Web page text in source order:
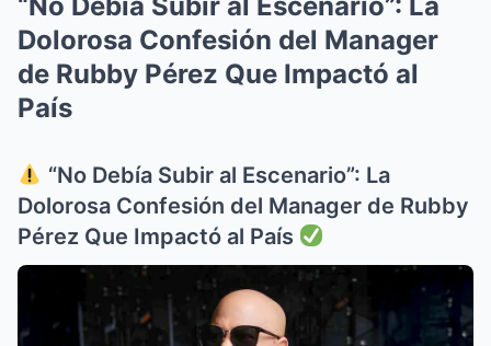
Dolorosa Confesión del Manager
de Rubby Pérez Que Impactó al
País
“No Debía Subir al Escenario”: La
Dolorosa Confesión del Manager de Rubby
Pérez Que Impactó al País